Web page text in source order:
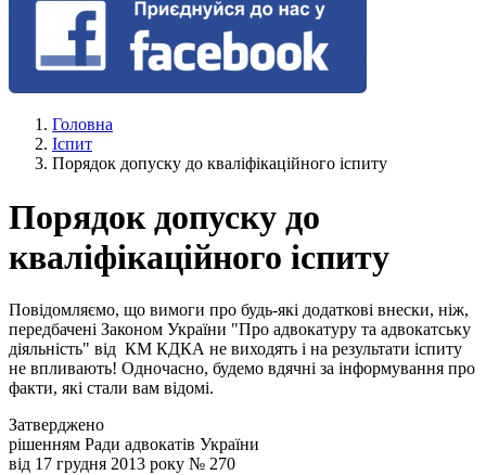
Головна
Іспит
Порядок допуску до кваліфікаційного іспиту
Порядок допуску до
кваліфікаційного іспиту
Повідомляємо, що вимоги про будь-які додаткові внески, ніж,
передбачені Законом України "Про адвокатуру та адвокатську
діяльність" від КМ КДКА не виходять і на результати іспиту
не впливають! Одночасно, будемо вдячні за інформування про
факти, які стали вам відомі.
Затверджено
рішенням Ради адвокатів України
від 17 грудня 2013 року № 270